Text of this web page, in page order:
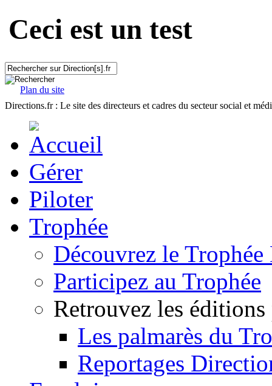
Ceci est un test
Plan du site
Directions.fr : Le site des directeurs et cadres du secteur social et
Gérer
Piloter
Trophée
Découvrez le
Participez au Trophée
Retrouvez les éditions
Les palmarès du
Reportages